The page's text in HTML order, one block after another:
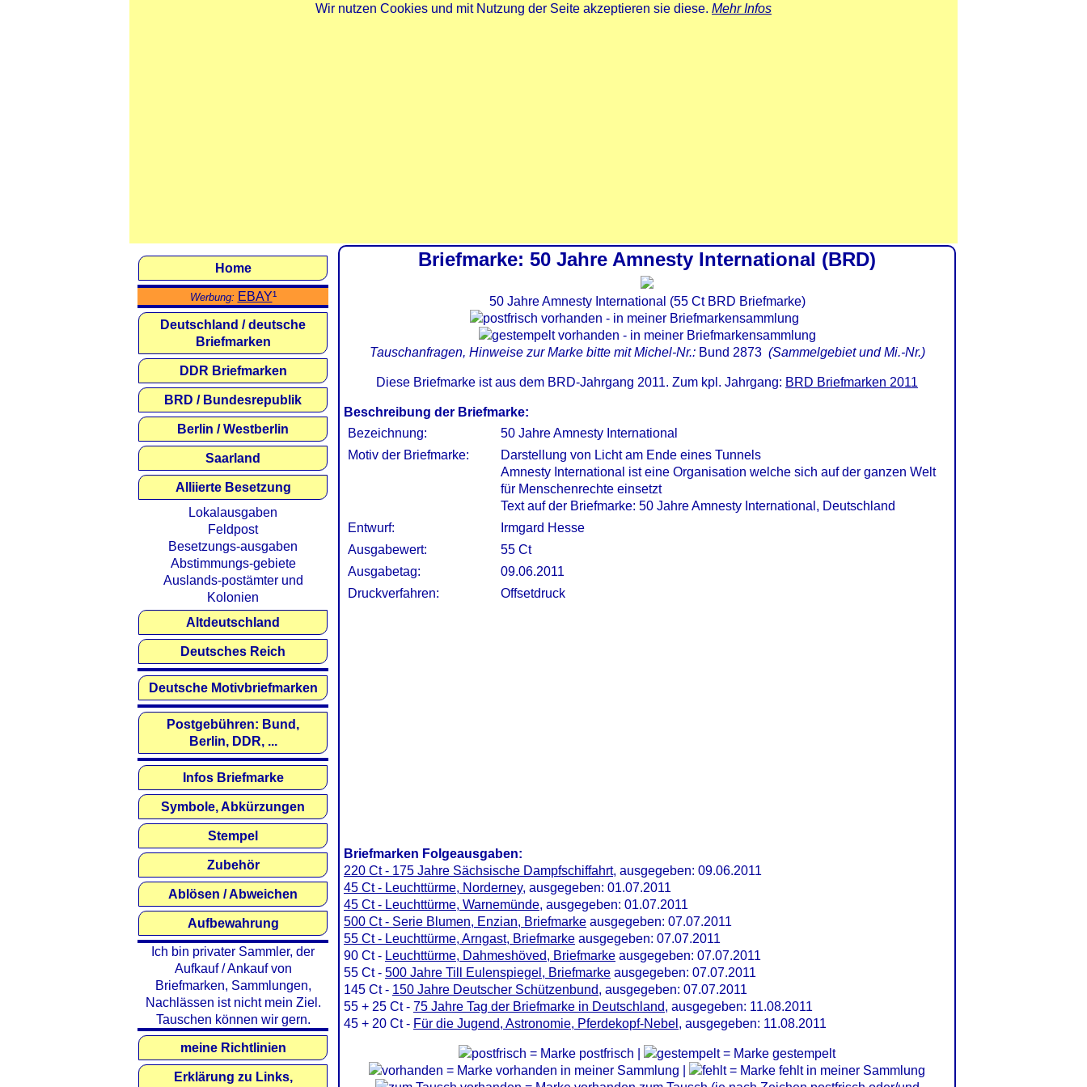
Wir nutzen Cookies und mit Nutzung der Seite akzeptieren sie diese. Mehr Infos
Briefmarke: 50 Jahre Amnesty International (BRD)
50 Jahre Amnesty International (55 Ct BRD Briefmarke)
Tauschanfragen, Hinweise zur Marke bitte mit Michel-Nr.: Bund 2873(Sammelgebiet und Mi.-Nr.)
Diese Briefmarke ist aus dem BRD-Jahrgang 2011. Zum kpl. Jahrgang: BRD Briefmarken 2011
Beschreibung der Briefmarke:
Bezeichnung:
50 Jahre Amnesty International
Motiv der Briefmarke:
Darstellung von Licht am Ende eines Tunnels
Amnesty International ist eine Organisation welche sich auf der ganzen Welt
für Menschenrechte einsetzt
Text auf der Briefmarke: 50 Jahre Amnesty International, Deutschland
Entwurf:
Irmgard Hesse
Ausgabewert:
55 Ct
Ausgabetag:
09.06.2011
Druckverfahren:
Offsetdruck
Briefmarken Folgeausgaben:
220 Ct - 175 Jahre Sächsische Dampfschiffahrt, ausgegeben: 09.06.2011
45 Ct - Leuchttürme, Norderney, ausgegeben: 01.07.2011
45 Ct - Leuchttürme, Warnemünde, ausgegeben: 01.07.2011
500 Ct - Serie Blumen, Enzian, Briefmarke ausgegeben: 07.07.2011
55 Ct - Leuchttürme, Arngast, Briefmarke ausgegeben: 07.07.2011
90 Ct - Leuchttürme, Dahmeshöved, Briefmarke ausgegeben: 07.07.2011
55 Ct - 500 Jahre Till Eulenspiegel, Briefmarke ausgegeben: 07.07.2011
145 Ct - 150 Jahre Deutscher Schützenbund, ausgegeben: 07.07.2011
55 + 25 Ct - 75 Jahre Tag der Briefmarke in Deutschland, ausgegeben: 11.08.2011
45 + 20 Ct - Für die Jugend, Astronomie, Pferdekopf-Nebel , ausgegeben: 11.08.2011
= Marke postfrisch |
= Marke gestempelt
= Marke vorhanden in meiner Sammlung |
= Marke fehlt in meiner Sammlung
Home
Werbung: EBAY¹
Deutschland / deutsche
Briefmarken
DDR Briefmarken
BRD / Bundesrepublik
Berlin / Westberlin
Saarland
Alliierte Besetzung
Lokalausgaben
Feldpost
Besetzungs-ausgaben
Abstimmungs-gebiete
Auslands-postämter und
Kolonien
Altdeutschland
Deutsches Reich
Deutsche Motivbriefmarken
Postgebühren: Bund,
Berlin, DDR, ...
Infos Briefmarke
Symbole, Abkürzungen
Stempel
Zubehör
Ablösen / Abweichen
Aufbewahrung
Ich bin privater Sammler, der
Aufkauf / Ankauf von
Briefmarken, Sammlungen,
Nachlässen ist nicht mein Ziel.
Tauschen können wir gern.
meine Richtlinien
Erklärung zu Links,